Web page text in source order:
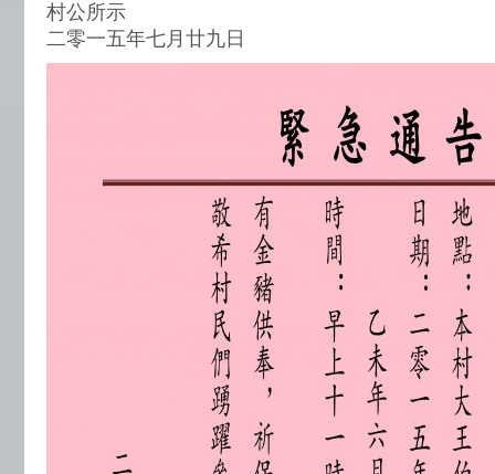
村公所示
二零一五年七月廿九日